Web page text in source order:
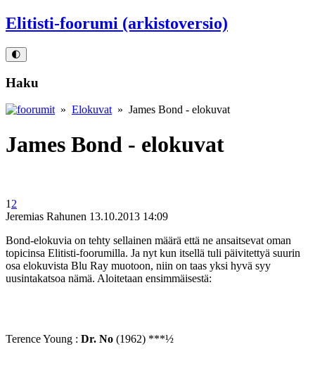
Elitisti-foorumi (arkistoversio)
🌓
Haku
» Elokuvat » James Bond - elokuvat
James Bond - elokuvat
1 2
Jeremias Rahunen 13.10.2013 14:09
Bond-elokuvia on tehty sellainen määrä että ne ansaitsevat oman
topicinsa Elitisti-foorumilla. Ja nyt kun itsellä tuli päivitettyä suurin
osa elokuvista Blu Ray muotoon, niin on taas yksi hyvä syy
uusintakatsoa nämä. Aloitetaan ensimmäisestä:
Terence Young : Dr. No (1962) ***½